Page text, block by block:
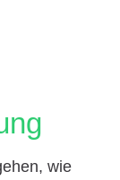
wie